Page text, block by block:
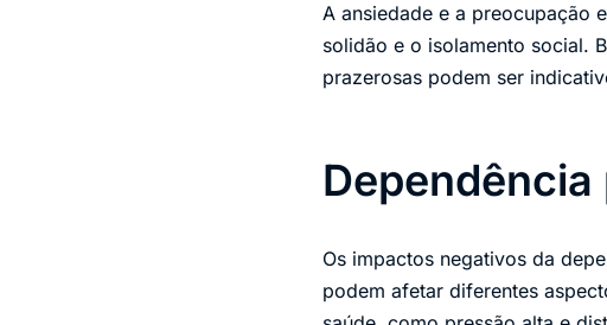
A ansiedade e a preocupação
solidão e o isolamento social.
prazerosas podem ser
Os impactos negativos da
podem afetar diferentes